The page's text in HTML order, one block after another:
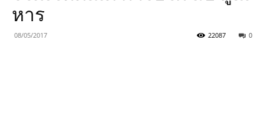
หาร
08/05/2017 0
22087